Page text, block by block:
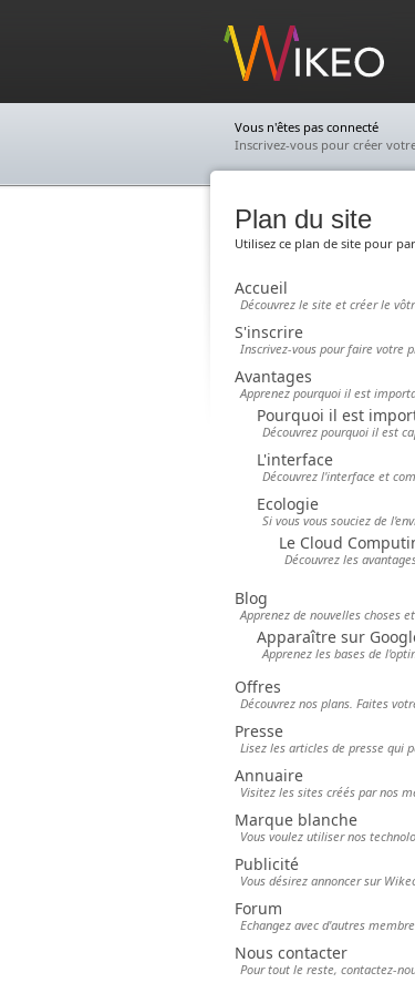
Vous n'êtes pas connecté
Inscrivez-vous pour créer
Plan du site
Utilisez ce plan de site pour
Accueil
Découvrez le site et créer le
S'inscrire
Inscrivez-vous pour faire votre
Avantages
Apprenez pourquoi il est
Pourquoi il est
Découvrez pourquoi il est
L'interface
Découvrez l'interface et
Ecologie
Si vous vous souciez de
Le Cloud
Découvrez les
Blog
Apprenez de nouvelles choses
Apparaître sur
Apprenez les bases de
Offres
Découvrez nos plans. Faites
Presse
Lisez les articles de presse qui
Annuaire
Visitez les sites créés par nos
Marque blanche
Vous voulez utiliser nos
Publicité
Vous désirez annoncer sur
Forum
Echangez avec d'autres
Nous contacter
Pour tout le reste, contactez-